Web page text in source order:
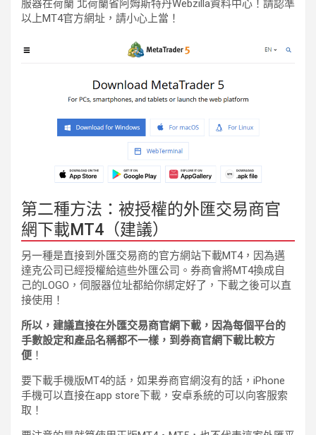
服器在荷蘭 北荷蘭省阿姆斯特丹Webzilla資料中心！請認準
以上MT4官方網址，請小心上當！
第二種方法：被授權的外匯交易商官
網下載MT4（建議）
另一種是直接到外匯交易商的官方網站下載MT4，因為邁
達克公司已經授權給這些外匯公司。券商會將MT4換成自
己的LOGO，伺服器位址都給你綁定好了，下載之後可以直
接使用！
所以，建議直接在外匯交易商官網下載，因為每個平台的
手數設定和產品名稱都不一樣，到券商官網下載比較方
便 ！
要下載手機版MT4的話，如果券商官網沒有的話，iPhone
手機可以直接在app store下載，安卓系統的可以向客服索
取！